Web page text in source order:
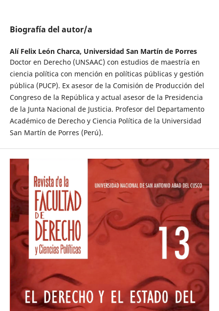
Biografía del autor/a
Alí Felix León Charca, Universidad San Martín de Porres
Doctor en Derecho (UNSAAC) con estudios de maestría en
ciencia política con mención en políticas públicas y gestión
pública (PUCP). Ex asesor de la Comisión de Producción del
Congreso de la República y actual asesor de la Presidencia
de la Junta Nacional de Justicia. Profesor del Departamento
Académico de Derecho y Ciencia Política de la Universidad
San Martín de Porres (Perú).